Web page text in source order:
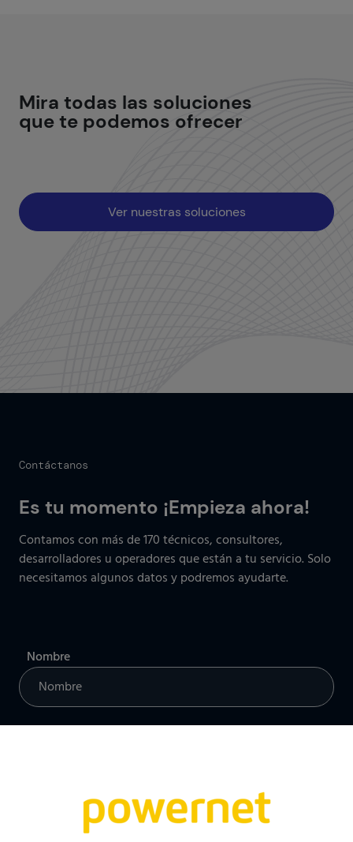
Mira todas las soluciones
que te podemos ofrecer
Ver nuestras soluciones
Contáctanos
Es tu momento ¡Empieza ahora!
Contamos con más de 170 técnicos, consultores,
desarrolladores u operadores que están a tu servicio. Solo
necesitamos algunos datos y podremos ayudarte.
Nombre